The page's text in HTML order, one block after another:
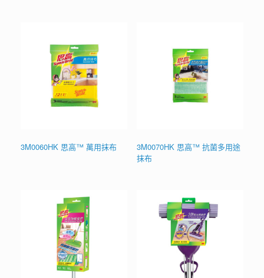
3M0060HK 思高™ 萬用抹布
3M0070HK 思高™ 抗菌多用途
抹布